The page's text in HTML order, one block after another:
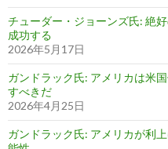
チューダー・ジョーンズ氏: 絶
成功する
2026年5月17日
ガンドラック氏: アメリカは米
すべきだ
2026年4月25日
ガンドラック氏: アメリカが利